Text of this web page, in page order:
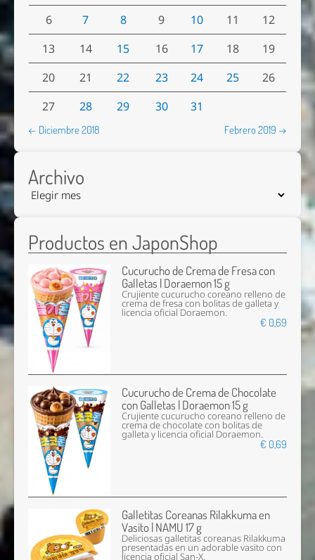
6
7 8 9 10 11
12
13
14 15 16 17 18
19
20
21 22 23 24 25
26
27
28 29 30 31
← Diciembre 2018 Febrero 2019 →
Archivo
Productos en JaponShop
Cucurucho de Crema de Fresa con
Galletas | Doraemon 15 g
Crujiente cucurucho coreano relleno de
crema de fresa con bolitas de galleta y
licencia oficial Doraemon.
€ 0,69
Cucurucho de Crema de Chocolate
con Galletas | Doraemon 15 g
Crujiente cucurucho coreano relleno de
crema de chocolate con bolitas de
galleta y licencia oficial Doraemon.
€ 0,69
Galletitas Coreanas Rilakkuma en
Vasito | NAMU 17 g
Deliciosas galletitas coreanas Rilakkuma
presentadas en un adorable vasito con
licencia oficial San-X.